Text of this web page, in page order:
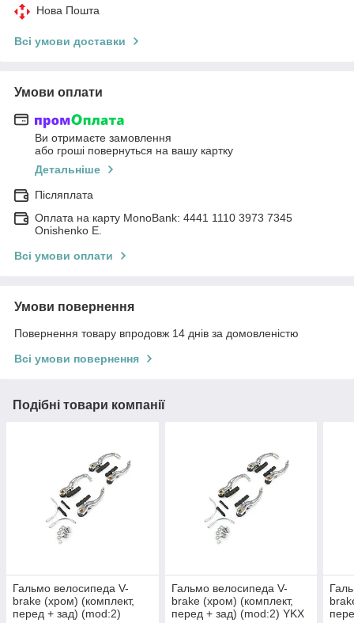
Нова Пошта
Всі умови доставки
Умови оплати
Ви отримаєте замовлення
або гроші повернуться на вашу картку
Детальніше
Післяплата
Оплата на карту MonoBank: 4441 1110 3973 7345
Onishenko E.
Всі умови оплати
Умови повернення
Повернення товару впродовж 14 днів за домовленістю
Всі умови повернення
Подібні товари компанії
Гальмо велосипеда V-
brake (хром) (комплект,
перед + зад) (mod:2)
Гальмо велосипеда V-
brake (хром) (комплект,
перед + зад) (mod:2) YKX